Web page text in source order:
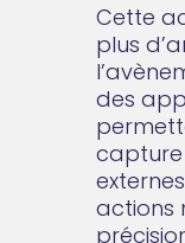
Cette
plus
des
capture
actions